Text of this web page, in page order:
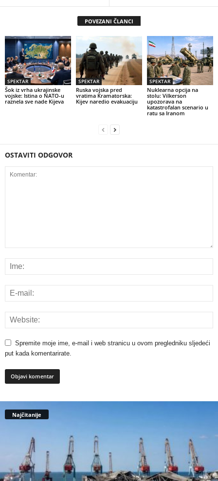
POVEZANI ČLANCI
SPEKTAR
Šok iz vrha ukrajinske
vojske: Istina o NATO-u
raznela sve nade Kijeva
SPEKTAR
Ruska vojska pred
vratima Kramatorska:
Kijev naredio evakuaciju
SPEKTAR
Nuklearna opcija na
stolu: Vilkerson
upozorava na
katastrofalan scenario u
ratu sa Iranom
OSTAVITI ODGOVOR
Spremite moje ime, e-mail i web stranicu u ovom pregledniku sljedeći
put kada komentarirate.
Najčitanije